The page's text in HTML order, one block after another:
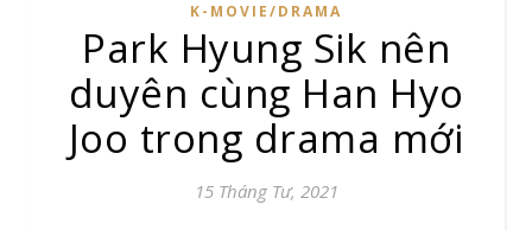
K-MOVIE/DRAMA
Park Hyung Sik nên
duyên cùng Han Hyo
Joo trong drama mới
15 Tháng Tư, 2021